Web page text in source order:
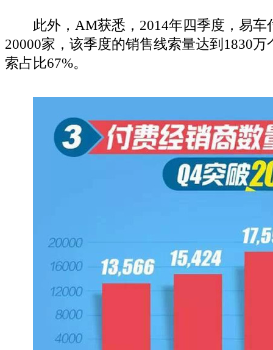
此外，AM获悉，2014年四季度，易车
20000家，该季度的销售线索量达到1830
索占比67%。